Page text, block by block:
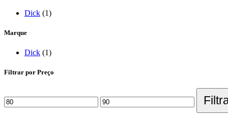
Dick (1)
Marque
Dick (1)
Filtrar por Preço